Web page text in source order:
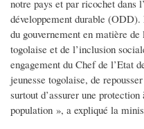
notre pays et par ricochet dans
développement durable
du gouvernement en matière de
togolaise et de l’inclusion
engagement du Chef de l’Etat
jeunesse togolaise, de
surtout d’assurer une
population », a expliqué la